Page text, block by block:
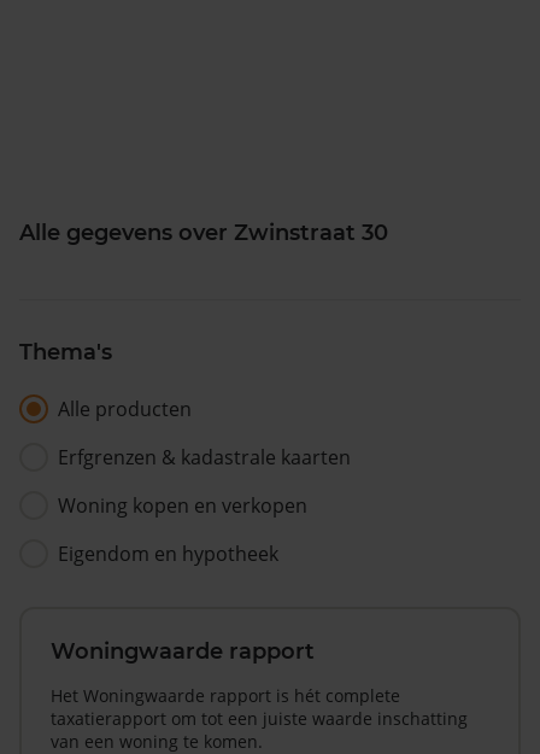
Alle gegevens over Zwinstraat 30
Thema's
Alle producten
Erfgrenzen & kadastrale kaarten
Woning kopen en verkopen
Eigendom en hypotheek
Woningwaarde rapport
Het Woningwaarde rapport is hét complete
taxatierapport om tot een juiste waarde inschatting
van een woning te komen.